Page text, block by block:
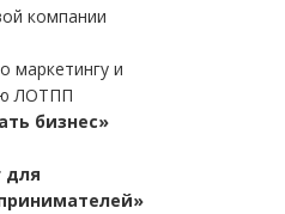
компании
маркетингу и
ЛОТПП
бизнес»
для